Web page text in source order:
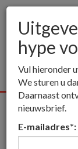
Alle media
hype
Vul hieronder
We sturen u
Daarnaast
nieuwsbrief.
E-mailadres*: